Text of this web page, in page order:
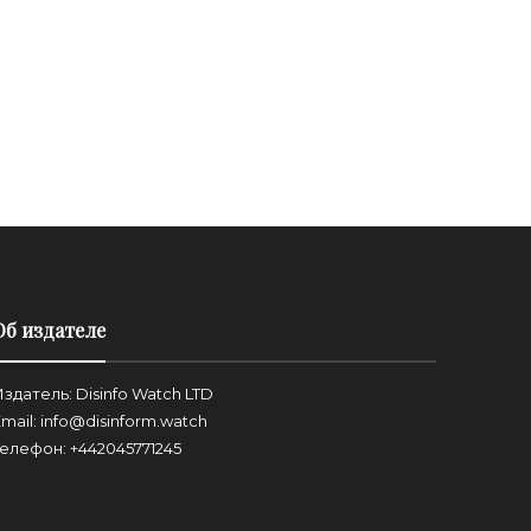
издателе
Disinfo Watch LTD
info@disinform.watch
+442045771245